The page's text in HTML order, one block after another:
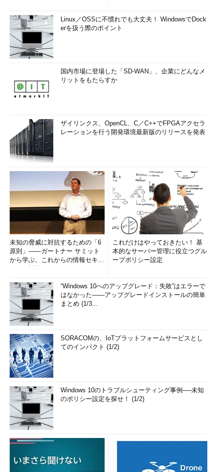
Linux／OSSに不慣れでも大丈夫！ WindowsでDock
erを扱う際のポイント
国内市場に登場した「SD-WAN」、企業にどんなメ
リットをもたらすか
ザイリンクス、OpenCL、C／C++でFPGAアクセラ
レーションを行う開発環境最新版のリリースを発表
未知の脅威に対抗するための「6
原則」――ガートナー サミット
から学ぶ、これからの情報セキュ
これだけはやっておきたい！ 基
本的なサーバー管理に役立つグル
ープポリシー設定
“Windows 10へのアップグレード：失敗”はエラーで
はなかった――アップグレードインストールの簡単
まとめ (1/3...
SORACOMの、IoTプラットフォームサービスとし
てのインパクト (1/2)
Windows 10のトラブルシューティング事例──未知
のポリシー設定を探せ！ (1/2)